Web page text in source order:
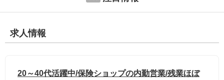
求人情報
20～40代活躍中/保険ショップの内勤営業/残業ほぼ